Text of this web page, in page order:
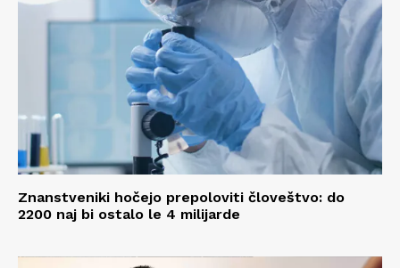
Znanstveniki hočejo prepoloviti človeštvo: do
2200 naj bi ostalo le 4 milijarde